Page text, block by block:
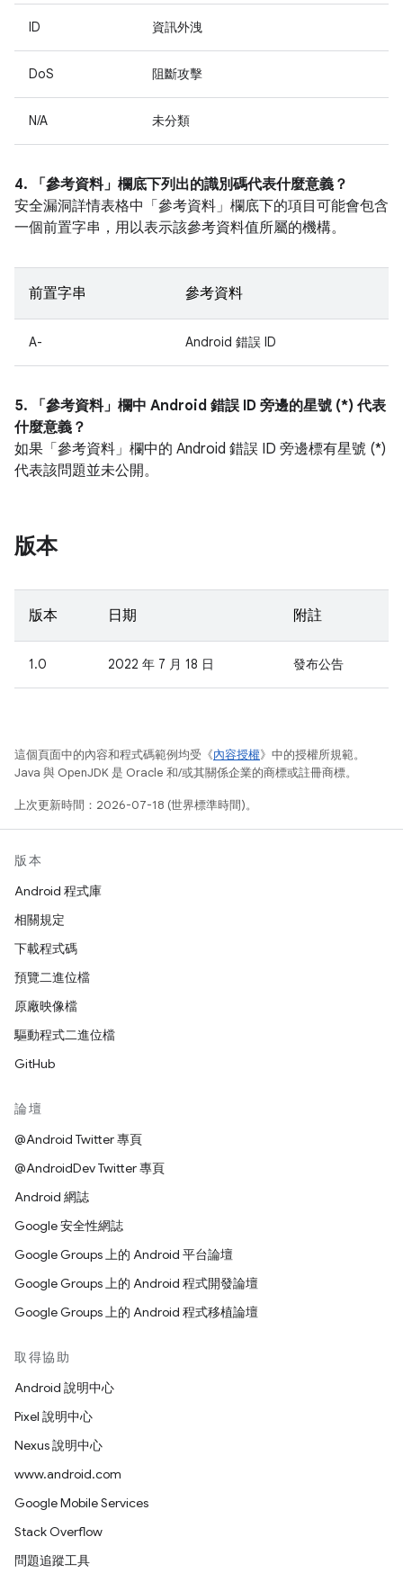
ID 資訊外洩
DoS 阻斷攻擊
N/A 未分類
4. 「參考資料」 欄底下列出的識別碼代表什麼意義？
安全漏洞詳情表格中「參考資料」 欄底下的項目可能會包含
一個前置字串，用以表示該參考資料值所屬的機構。
前置字串 參考資料
A- Android 錯誤 ID
5. 「參考資料」 欄中 Android 錯誤 ID 旁邊的星號 (*) 代表
什麼意義？
如果「參考資料」 欄中的 Android 錯誤 ID 旁邊標有星號 (*)
代表該問題並未公開。
版本
版本 日期 附註
1.0 2022 年 7 月 18 日 發布公告
這個頁面中的內容和程式碼範例均受《內容授權》中的授權所規範。
Java 與 OpenJDK 是 Oracle 和/或其關係企業的商標或註冊商標。
上次更新時間：2026-07-18 (世界標準時間)。
版本
Android 程式庫
相關規定
下載程式碼
預覽二進位檔
原廠映像檔
驅動程式二進位檔
GitHub
論壇
@Android Twitter 專頁
@AndroidDev Twitter 專頁
Android 網誌
Google 安全性網誌
Google Groups 上的 Android 平台論壇
Google Groups 上的 Android 程式開發論壇
Google Groups 上的 Android 程式移植論壇
取得協助
Android 說明中心
Pixel 說明中心
Nexus 說明中心
www.android.com
Google Mobile Services
Stack Overflow
問題追蹤工具